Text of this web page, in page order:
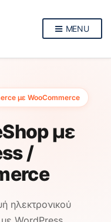
MENU
με WooCommerce
με
/
ηλεκτρονικού